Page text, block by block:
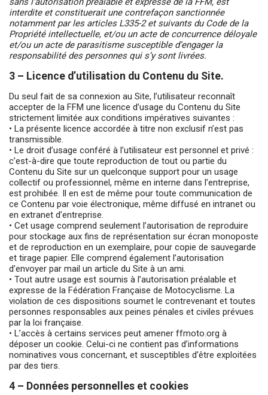
interdite et constituerait une contrefaçon sanctionnée
notamment par les articles L335-2 et suivants du Code de la
Propriété intellectuelle, et/ou un acte de concurrence déloyale
et/ou un acte de parasitisme susceptible d’engager la
responsabilité des personnes qui s’y sont livrées.
3 – Licence d’utilisation du Contenu du Site.
Du seul fait de sa connexion au Site, l’utilisateur reconnaît
accepter de la FFM une licence d’usage du Contenu du Site
strictement limitée aux conditions impératives suivantes :
• La présente licence accordée à titre non exclusif n’est pas
transmissible.
• Le droit d’usage conféré à l’utilisateur est personnel et privé :
c’est-à-dire que toute reproduction de tout ou partie du
Contenu du Site sur un quelconque support pour un usage
collectif ou professionnel, même en interne dans l’entreprise,
est prohibée. Il en est de même pour toute communication de
ce Contenu par voie électronique, même diffusé en intranet ou
en extranet d’entreprise.
• Cet usage comprend seulement l’autorisation de reproduire
pour stockage aux fins de représentation sur écran monoposte
et de reproduction en un exemplaire, pour copie de sauvegarde
et tirage papier. Elle comprend également l’autorisation
d’envoyer par mail un article du Site à un ami.
• Tout autre usage est soumis à l’autorisation préalable et
expresse de la Fédération Française de Motocyclisme. La
violation de ces dispositions soumet le contrevenant et toutes
personnes responsables aux peines pénales et civiles prévues
par la loi française.
• L’accès à certains services peut amener ffmoto.org à
déposer un cookie. Celui-ci ne contient pas d’informations
nominatives vous concernant, et susceptibles d’être exploitées
par des tiers.
4 – Données personnelles et cookies